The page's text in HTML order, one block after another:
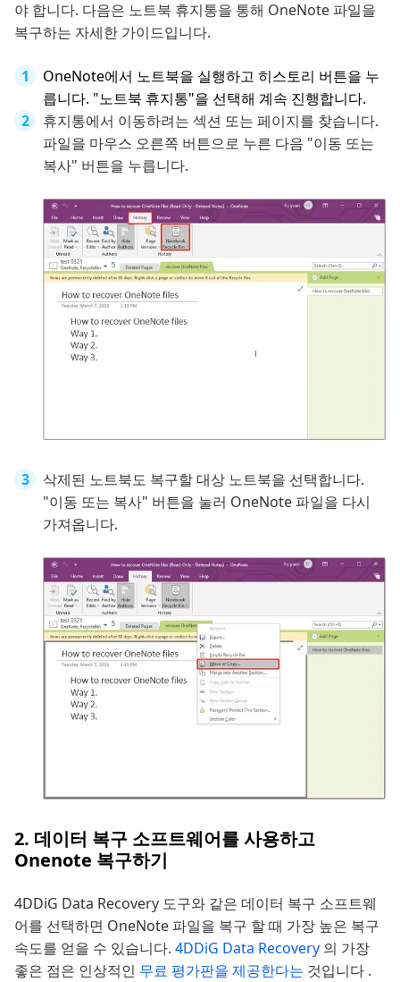
야 합니다. 다음은 노트북 휴지통을 통해 OneNote 파일을
복구하는 자세한 가이드입니다.
OneNote에서 노트북을 실행하고 히스토리 버튼을 누
릅니다. "노트북 휴지통"을 선택해 계속 진행합니다.
휴지통에서 이동하려는 섹션 또는 페이지를 찾습니다.
파일을 마우스 오른쪽 버튼으로 누른 다음 "이동 또는
복사" 버튼을 누릅니다.
삭제된 노트북도 복구할 대상 노트북을 선택합니다.
"이동 또는 복사" 버튼을 눌러 OneNote 파일을 다시
가져옵니다.
2. 데이터 복구 소프트웨어를 사용하고
Onenote 복구하기
4DDiG Data Recovery 도구와 같은 데이터 복구 소프트웨
어를 선택하면 OneNote 파일을 복구 할 때 가장 높은 복구
속도를 얻을 수 있습니다. 4DDiG Data Recovery 의 가장
좋은 점은 인상적인 무료 평가판을 제공한다는 것입니다 .